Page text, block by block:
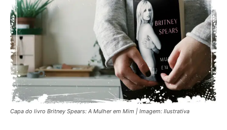
Capa do livro Britney Spears: A Mulher em Mim | Imagem: Ilustrativa